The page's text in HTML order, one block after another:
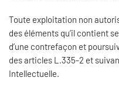
Toute exploitation non
des éléments qu’il contient
d’une contrefaçon et
des articles L.335-2 et
Intellectuelle.